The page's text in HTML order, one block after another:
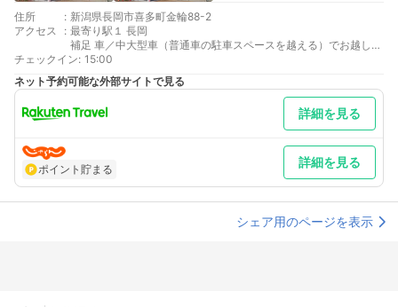
住所 : 新潟県長岡市喜多町金輪88-2
アクセス
: 最寄り駅１ 長岡
補足 車／中大型車（普通車の駐車スペースを越える）でお越しの
お客様は、御予約の前にお電話にて駐車場の空き状況の確認をお
願いします。
チェックイン: 15:00
ネット予約可能な外部サイトで見る
詳細を見る
ポイント貯まる 詳細を見る
シェア用のページを表示